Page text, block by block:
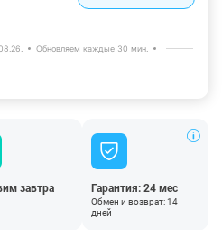
Обновляем каждые 30 мин.
завтра Гарантия: 24 мес
Обмен и возврат: 14
дней